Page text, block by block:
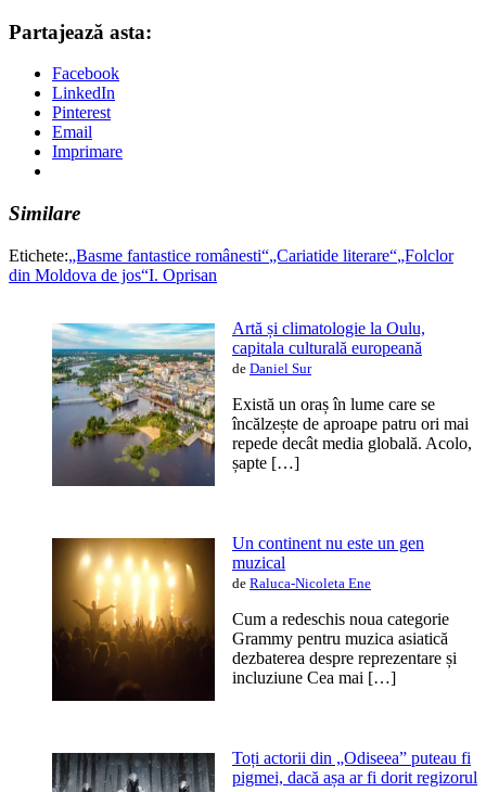
Partajează asta:
Facebook
LinkedIn
Pinterest
Email
Imprimare
Similare
Etichete:„Basme fantastice românesti“„Cariatide literare“„Folclor
din Moldova de jos“I. Oprisan
Artă și climatologie la Oulu,
capitala culturală europeană
de Daniel Sur
Există un oraș în lume care se
încălzește de aproape patru ori mai
repede decât media globală. Acolo,
șapte […]
Un continent nu este un gen
muzical
de Raluca-Nicoleta Ene
Cum a redeschis noua categorie
Grammy pentru muzica asiatică
dezbaterea despre reprezentare și
incluziune Cea mai […]
Toți actorii din „Odiseea” puteau fi
pigmei, dacă așa ar fi dorit regizorul